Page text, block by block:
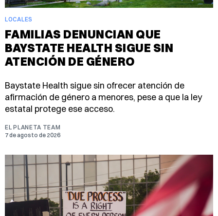
LOCALES
FAMILIAS DENUNCIAN QUE
BAYSTATE HEALTH SIGUE SIN
ATENCIÓN DE GÉNERO
Baystate Health sigue sin ofrecer atención de
afirmación de género a menores, pese a que la ley
estatal protege ese acceso.
EL PLANETA TEAM
7 de agosto de 2026